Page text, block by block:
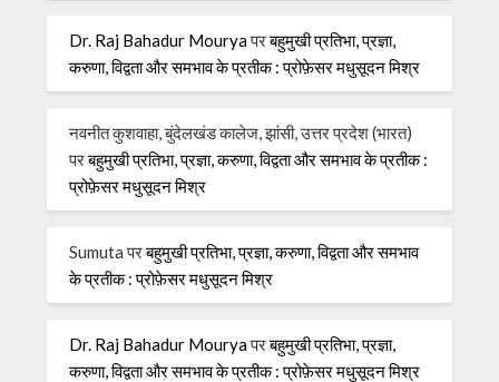
Dr. Raj Bahadur Mouryaपरबहुमुखी प्रतिभा, प्रज्ञा,
करुणा, विद्वता और समभाव के प्रतीक : प्रोफ़ेसर मधुसूदन मिश्र
नवनीत कुशवाहा, बुंदेलखंड कालेज, झांसी, उत्तर प्रदेश (भारत)
परबहुमुखी प्रतिभा, प्रज्ञा, करुणा, विद्वता और समभाव के प्रतीक :
प्रोफ़ेसर मधुसूदन मिश्र
Sumutaपरबहुमुखी प्रतिभा, प्रज्ञा, करुणा, विद्वता और समभाव
के प्रतीक : प्रोफ़ेसर मधुसूदन मिश्र
Dr. Raj Bahadur Mouryaपरबहुमुखी प्रतिभा, प्रज्ञा,
करुणा, विद्वता और समभाव के प्रतीक : प्रोफ़ेसर मधुसूदन मिश्र